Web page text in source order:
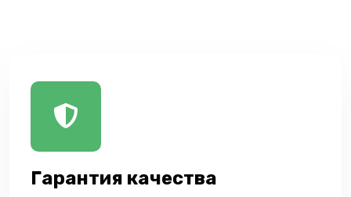
Гарантия качества